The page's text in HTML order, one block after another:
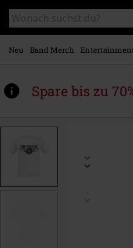
Hauptinhalt
springen
Katalog
durchsuchen
Neu Band Merch
Spare bis zu
www.emp.at/p/flash-